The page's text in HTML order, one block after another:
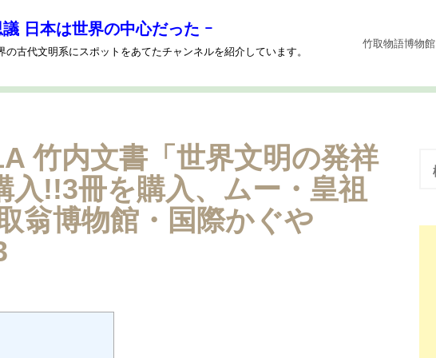
日本は世界の中心だった ｰ
古代文明系にスポットをあてたチャンネルを紹介しています。
竹取物語博物館
竹内文書「世界文明の発祥
!!3冊を購入、ムー・皇祖
翁博物館・国際かぐや